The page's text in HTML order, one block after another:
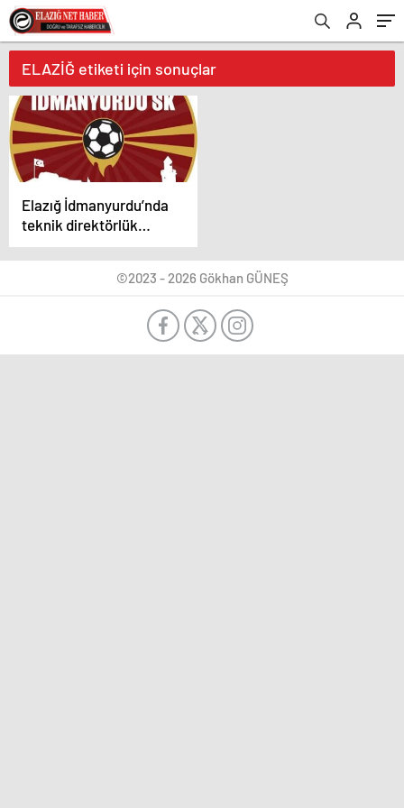
ELAZİĞ etiketi için sonuçlar
Elazığ İdmanyurdu’nda
teknik direktörlük
görevine Barış Gürgül
getirildi
©2023 - 2026 Gökhan GÜNEŞ